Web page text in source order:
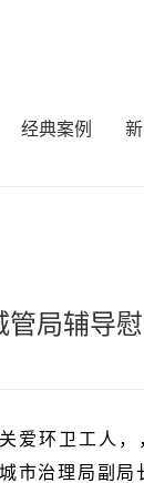
经典案例
局辅导
爱环卫工人
治理局副局